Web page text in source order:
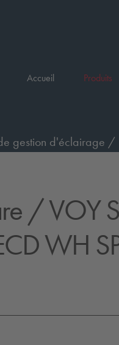
Accueil Produits
gestion d'éclairage /
/ VOY
WH